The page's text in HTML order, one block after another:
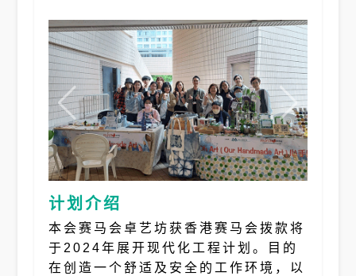
计划介绍
本会赛马会卓艺坊获香港赛马会拨款将
于2024年展开现代化工程计划。目的
在创造一个舒适及安全的工作环境，以